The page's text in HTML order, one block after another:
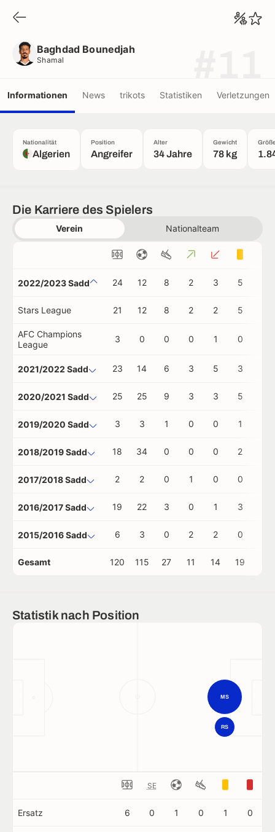
Baghdad Bounedjah
Shamal
Informationen News trikots Statistiken Verletzungen
Nationalität
Algerien
Position
Angreifer
Alter
34 Jahre
Gewicht
78 kg
Die Karriere des Spielers
Verein Nationalteam
2022/2023 Sadd 24 12 8 2 3 5
Stars League 21 12 8 2 2 5
AFC Champions
League
3 0 0 0 1 0
2021/2022 Sadd 23 14 6 3 5 3
2020/2021 Sadd 25 25 9 3 3 5
2019/2020 Sadd 3 3 1 0 0 1
2018/2019 Sadd 18 34 0 0 0 2
2017/2018 Sadd 2 2 0 1 0 0
2016/2017 Sadd 19 22 3 0 1 3
2015/2016 Sadd 6 3 0 2 2 0
Gesamt 120 115 27 11 14 19
Statistik nach Position
MS
RS
SE
Ersatz 6 0 1 0 1 0